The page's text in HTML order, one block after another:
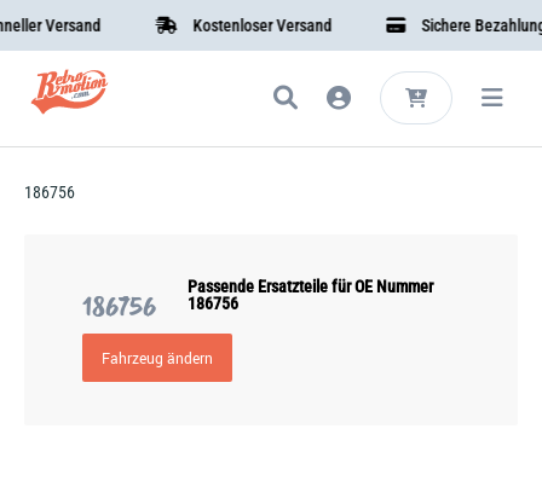
Versand Kostenloser Versand Sichere Bezahlung
186756
186756
Passende Ersatzteile für OE Nummer
186756
Fahrzeug ändern